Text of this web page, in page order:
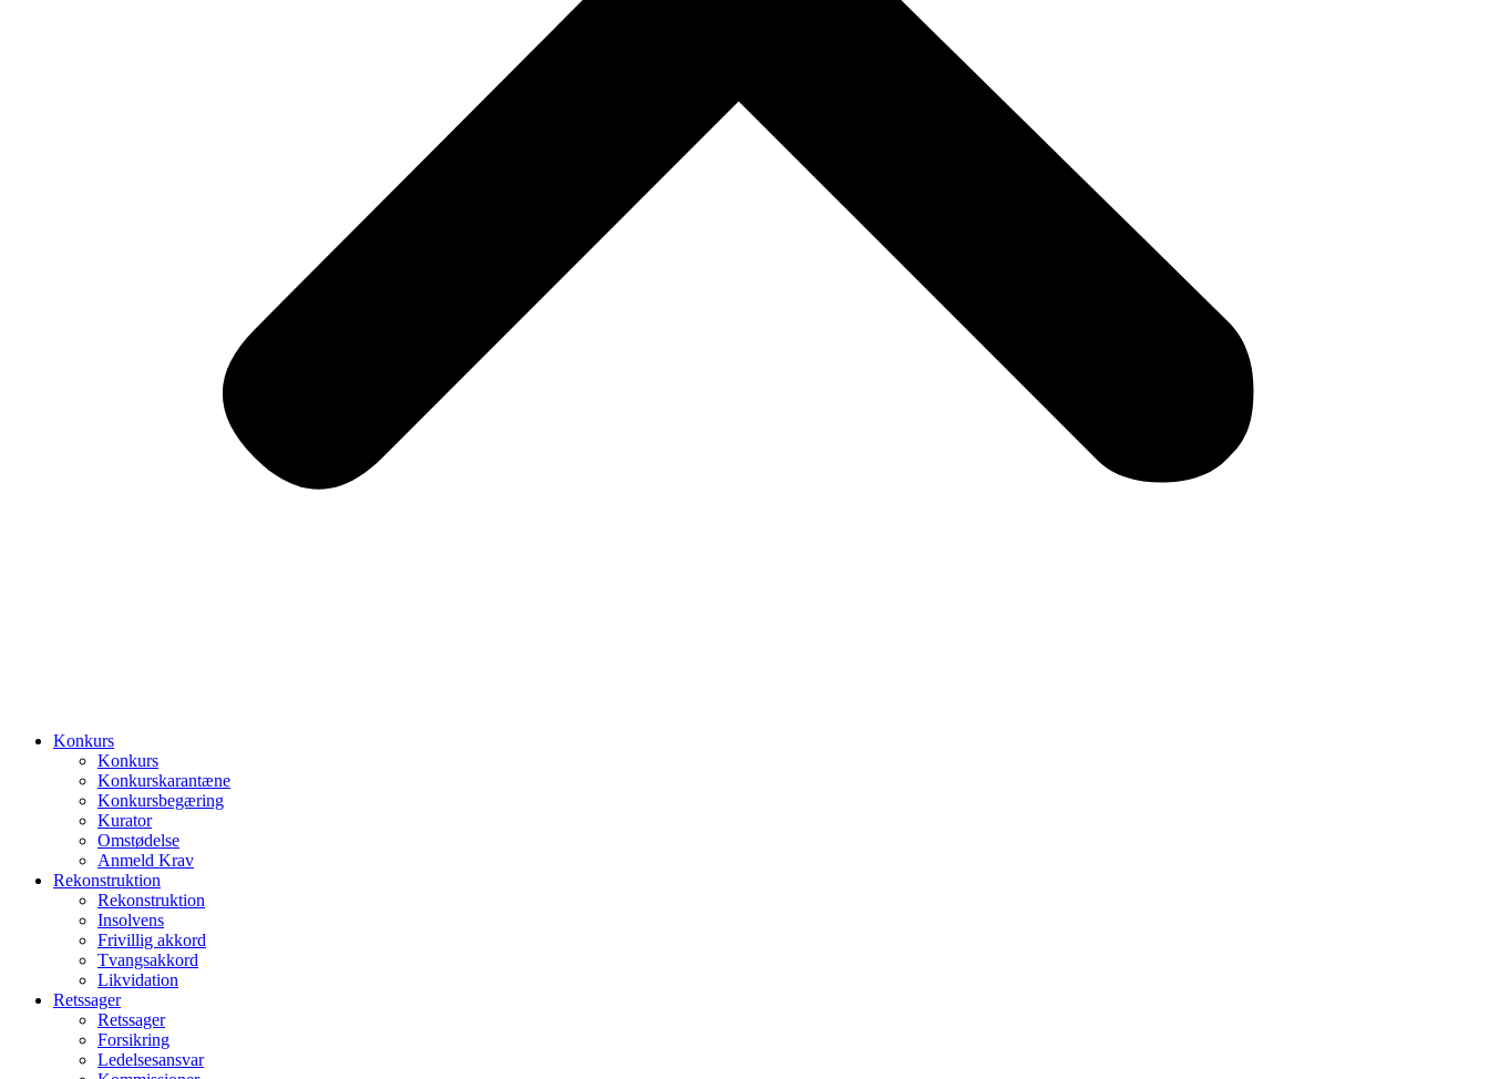
Konkurs
Konkurs
Konkurskarantæne
Konkursbegæring
Kurator
Omstødelse
Anmeld Krav
Rekonstruktion
Rekonstruktion
Insolvens
Frivillig akkord
Tvangsakkord
Likvidation
Retssager
Retssager
Forsikring
Ledelsesansvar